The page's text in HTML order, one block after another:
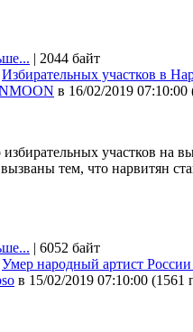
| 2044 байт
Избирательных участков в
в 16/02/2019 07:10:00
избирательных участков на
тем, что нарвитян
| 6052 байт
Умер народный артист
в 15/02/2019 07:10:00 (1561